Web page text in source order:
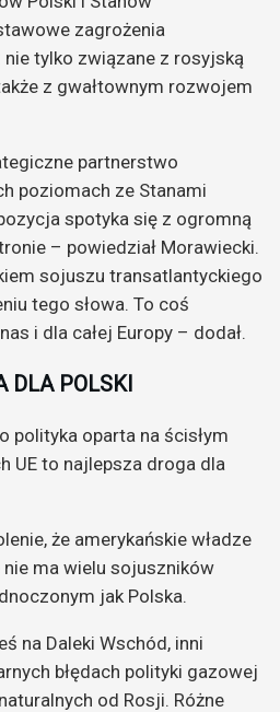
zagrożenia
tylko związane z rosyjską
z gwałtownym rozwojem
partnerstwo
poziomach ze Stanami
spotyka się z ogromną
– powiedział Morawiecki.
sojuszu transatlantyckiego
tego słowa. To coś
i dla całej Europy – dodał.
DLA POLSKI
polityka oparta na ścisłym
UE to najlepsza droga dla
że amerykańskie władze
nie ma wielu sojuszników
jak Polska.
na Daleki Wschód, inni
błędach polityki gazowej
od Rosji. Różne